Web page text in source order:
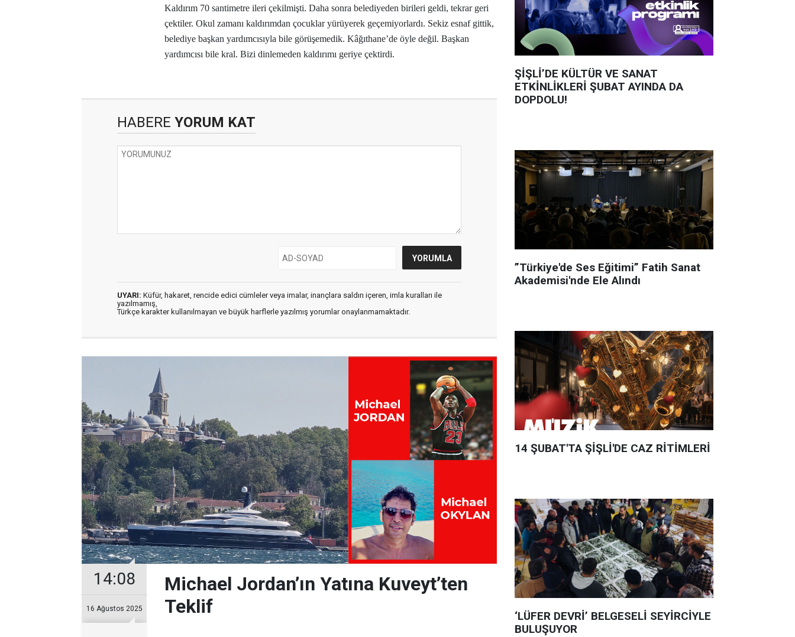
Kaldırım 70 santimetre ileri çekilmişti. Daha sonra belediyeden birileri geldi, tekrar geri
çektiler. Okul zamanı kaldırımdan çocuklar yürüyerek geçemiyorlardı. Sekiz esnaf gittik,
belediye başkan yardımcısıyla bile görüşemedik. Kâğıthane’de öyle değil. Başkan
yardımcısı bile kral. Bizi dinlemeden kaldırımı geriye çektirdi.
HABERE YORUM KAT
UYARI: Küfür, hakaret, rencide edici cümleler veya imalar, inançlara saldırı içeren, imla kuralları ile
yazılmamış,
Türkçe karakter kullanılmayan ve büyük harflerle yazılmış yorumlar onaylanmamaktadır.
14:08
16 Ağustos 2025
Michael Jordan’ın Yatına Kuveyt’ten
Teklif
ŞİŞLİ’DE KÜLTÜR VE SANAT
ETKİNLİKLERİ ŞUBAT AYINDA DA
DOPDOLU!
”Türkiye'de Ses Eğitimi” Fatih Sanat
Akademisi'nde Ele Alındı
14 ŞUBAT'TA ŞİŞLİ'DE CAZ RİTİMLERİ
‘LÜFER DEVRİ’ BELGESELİ SEYİRCİYLE
BULUŞUYOR